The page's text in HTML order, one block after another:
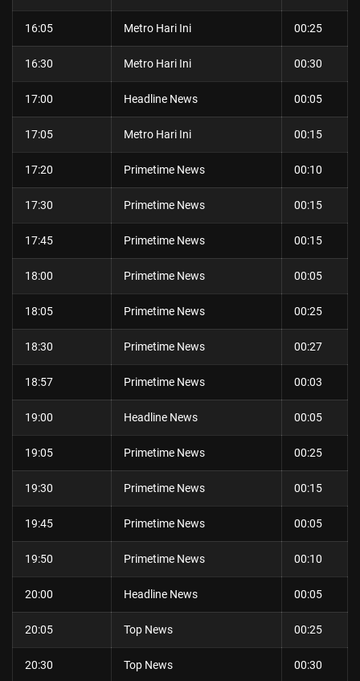
16:05 Metro Hari Ini 00:25
16:30 Metro Hari Ini 00:30
17:00 Headline News 00:05
17:05 Metro Hari Ini 00:15
17:20 Primetime News 00:10
17:30 Primetime News 00:15
17:45 Primetime News 00:15
18:00 Primetime News 00:05
18:05 Primetime News 00:25
18:30 Primetime News 00:27
18:57 Primetime News 00:03
19:00 Headline News 00:05
19:05 Primetime News 00:25
19:30 Primetime News 00:15
19:45 Primetime News 00:05
19:50 Primetime News 00:10
20:00 Headline News 00:05
20:05 Top News 00:25
20:30 Top News 00:30